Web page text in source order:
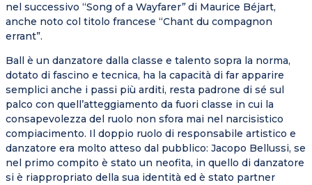
nel successivo “Song of a Wayfarer”di Maurice Béjart,
anche noto col titolo francese “Chant du compagnon
errant”.
Ball è un danzatore dalla classe e talento sopra la norma,
dotato di fascino e tecnica, ha la capacità di far apparire
semplici anche i passi più arditi, resta padrone di sé sul
palco con quell’atteggiamento da fuori classe in cui la
consapevolezza del ruolo non sfora mai nel narcisistico
compiacimento. Il doppio ruolo di responsabile artistico e
danzatore era molto atteso dal pubblico: Jacopo Bellussi, se
nel primo compito è stato un neofita, in quello di danzatore
si è riappropriato della sua identità ed è stato partner